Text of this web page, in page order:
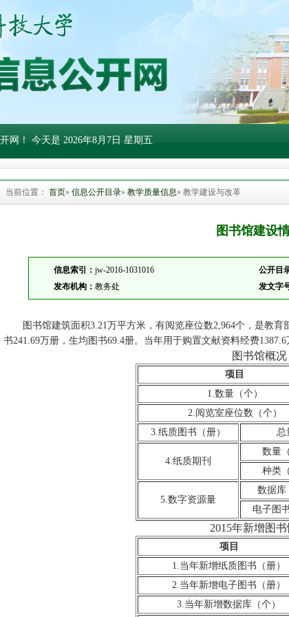
网！ 今天是 2026年8月7日 星期五
当前位置： 首页» 信息公开目录» 教学质量信息» 教学建设与改革
图书馆建设
信息索引： jw-2016-1031016 公开目
发布机构： 教务处 发文字
图书馆建筑面积3.21万平方米，有阅览座位数2,964个，是教育
书241.69万册，生均图书69.4册。当年用于购置文献资料经费
图书馆概况
项目
1.数量（个）
2.阅览室座位数（个）
3.纸质图书（册）
总
4.纸质期刊
数量
种类
5.数字资源量
数据库
电子图
2015年新增图
项目
1.当年新增纸质图书（册）
2.当年新增电子图书（册）
3.当年新增数据库（个）